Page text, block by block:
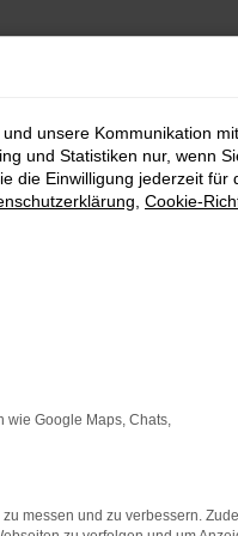
die Seite in
unsere Kommunikation
und Statistiken nur, wenn
die Einwilligung jederzeit für
Cookie-
wie Google Maps, Chats,
messen und zu verbessern.